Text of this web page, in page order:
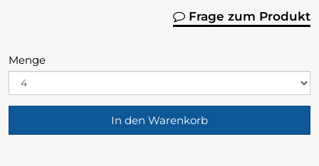
Frage zum Produkt
Menge
In den Warenkorb